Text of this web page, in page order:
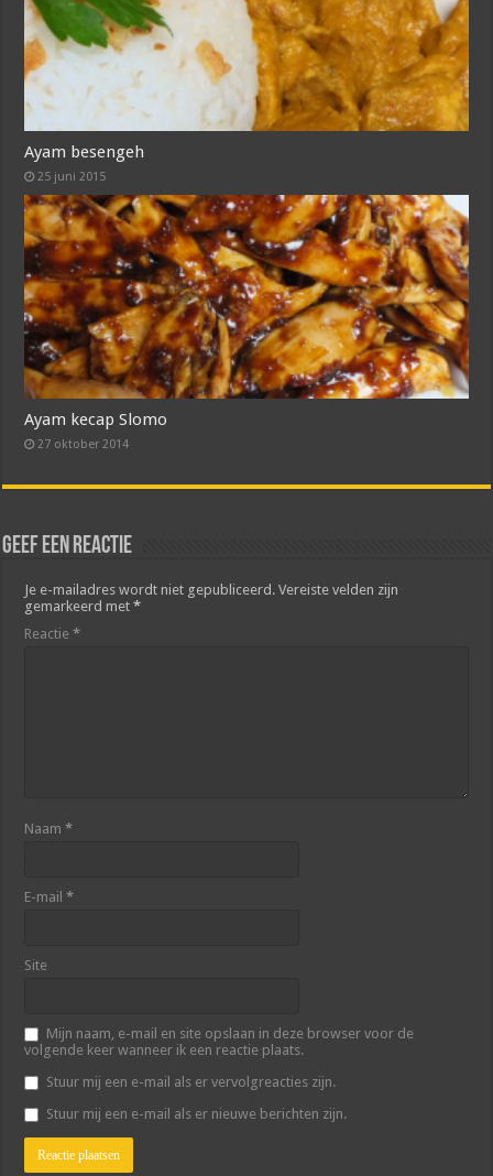
Ayam besengeh
25 juni 2015
Ayam kecap Slomo
27 oktober 2014
Geef een reactie
Je e-mailadres wordt niet gepubliceerd. Vereiste velden zijn
gemarkeerd met*
Reactie*
Naam*
E-mail*
Site
Mijn naam, e-mail en site opslaan in deze browser voor de
volgende keer wanneer ik een reactie plaats.
Stuur mij een e-mail als er vervolgreacties zijn.
Stuur mij een e-mail als er nieuwe berichten zijn.